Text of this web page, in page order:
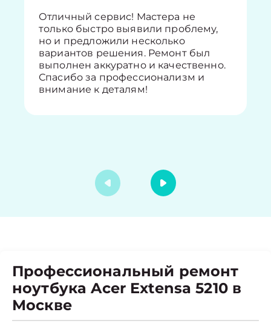
Отличный сервис! Мастера не
только быстро выявили проблему,
но и предложили несколько
вариантов решения. Ремонт был
выполнен аккуратно и качественно.
Спасибо за профессионализм и
внимание к деталям!
Профессиональный ремонт
ноутбука Acer Extensa 5210 в
Москве